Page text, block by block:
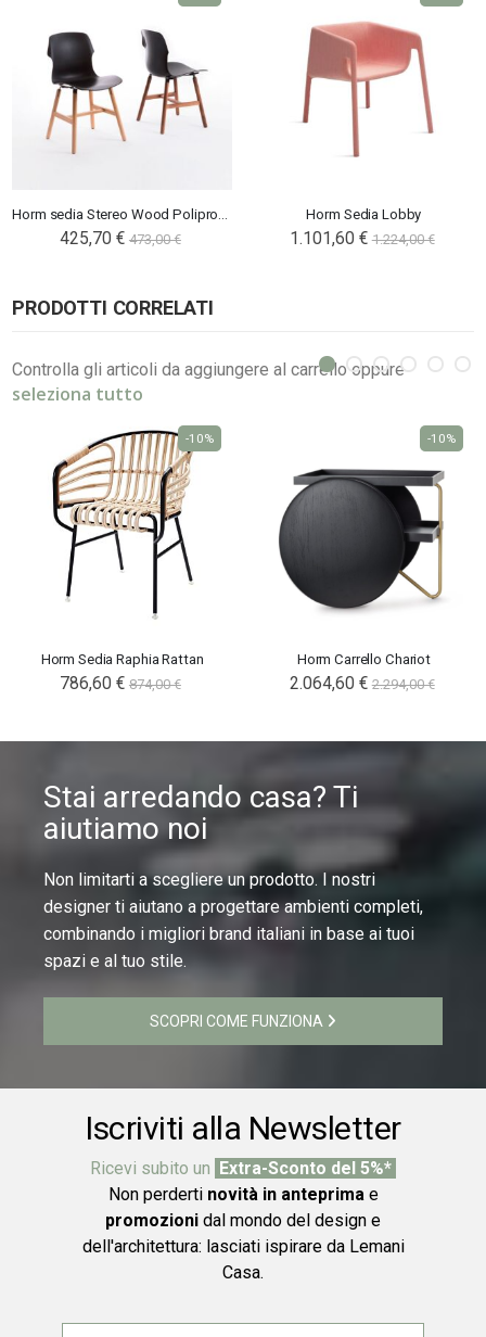
425,70 € 473,00 €
Horm Sedia Lobby
1.101,60 € 1.224,00 €
PRODOTTI CORRELATI
Controlla gli articoli da aggiungere al carrello oppure
seleziona tutto
Horm Sedia Raphia Rattan
786,60 € 874,00 €
-10%
Horm Carrello Chariot
2.064,60 € 2.294,00 €
-10%
Stai arredando casa? Ti
aiutiamo noi
Non limitarti a scegliere un prodotto. I nostri
designer ti aiutano a progettare ambienti completi,
combinando i migliori brand italiani in base ai tuoi
spazi e al tuo stile.
SCOPRI COME FUNZIONA
Iscriviti alla Newsletter
Ricevi subito un Extra-Sconto del 5%*
Non perderti novità in anteprima e
promozioni dal mondo del design e
dell'architettura: lasciati ispirare da Lemani
Casa.